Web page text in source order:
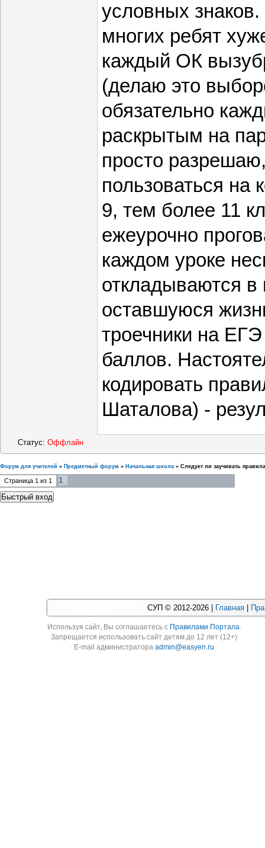
условных
многих ребят
каждый ОК
(делаю это
обязательно
раскрытым на
просто
пользоваться на
9, тем более 11
ежеурочно
каждом уроке
откладываются в
оставшуюся
троечники на
баллов.
кодировать
Шаталова) -
Статус: Оффлайн
Форум для учителей » Предметный форум » Начальная школа » Следует ли заучивать
Страница 1 из 1 1
СУП © 2012-2026 | Главная
Используя cайт, Вы соглашаетесь с Правилами Портала.
Запрещается использовать сайт детям до 12 лет (12+)
E-mail администратораadmin@easyen.ru